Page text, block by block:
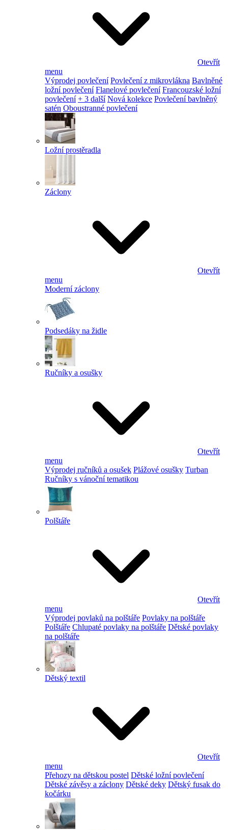
Otevřít
menu
Výprodej povlečení Povlečení z mikrovlákna Bavlněné
ložní povlečení Flanelové povlečení Francouzské ložní
povlečení + 3 další Nová kolekce Povlečení bavlněný
satén Oboustranné povlečení
Ložní prostěradla
Záclony
Otevřít
menu
Moderní záclony
Podsedáky na židle
Ručníky a osušky
Otevřít
menu
Výprodej ručníků a osušek Plážové osušky Turban
Ručníky s vánoční tematikou
Polštáře
Otevřít
menu
Výprodej povlaků na polštáře Povlaky na polštáře
Polštáře Chlupaté povlaky na polštáře Dětské povlaky
na polštáře
Dětský textil
Otevřít
menu
Přehozy na dětskou postel Dětské ložní povlečení
Dětské závěsy a záclony Dětské deky Dětský fusak do
kočárku